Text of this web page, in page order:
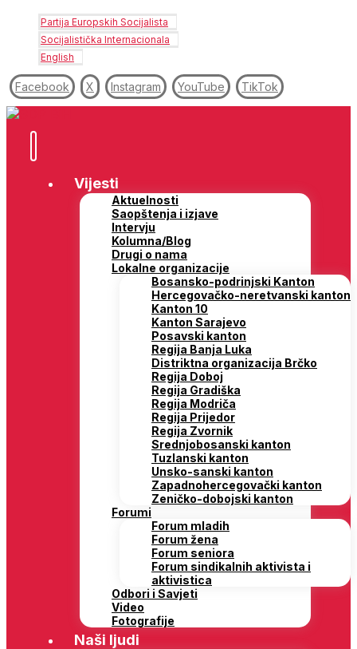
Partija Europskih Socijalista
Socijalistička Internacionala
English
Facebook X Instagram YouTube TikTok
Vijesti
Aktuelnosti
Saopštenja i izjave
Intervju
Kolumna/Blog
Drugi o nama
Lokalne organizacije
Bosansko-podrinjski Kanton
Hercegovačko-neretvanski kanton
Kanton 10
Kanton Sarajevo
Posavski kanton
Regija Banja Luka
Distriktna organizacija Brčko
Regija Doboj
Regija Gradiška
Regija Modriča
Regija Prijedor
Regija Zvornik
Srednjobosanski kanton
Tuzlanski kanton
Unsko-sanski kanton
Zapadnohercegovački kanton
Zeničko-dobojski kanton
Forumi
Forum mladih
Forum žena
Forum seniora
Forum sindikalnih aktivista i
aktivistica
Odbori i Savjeti
Video
Fotografije
Naši ljudi